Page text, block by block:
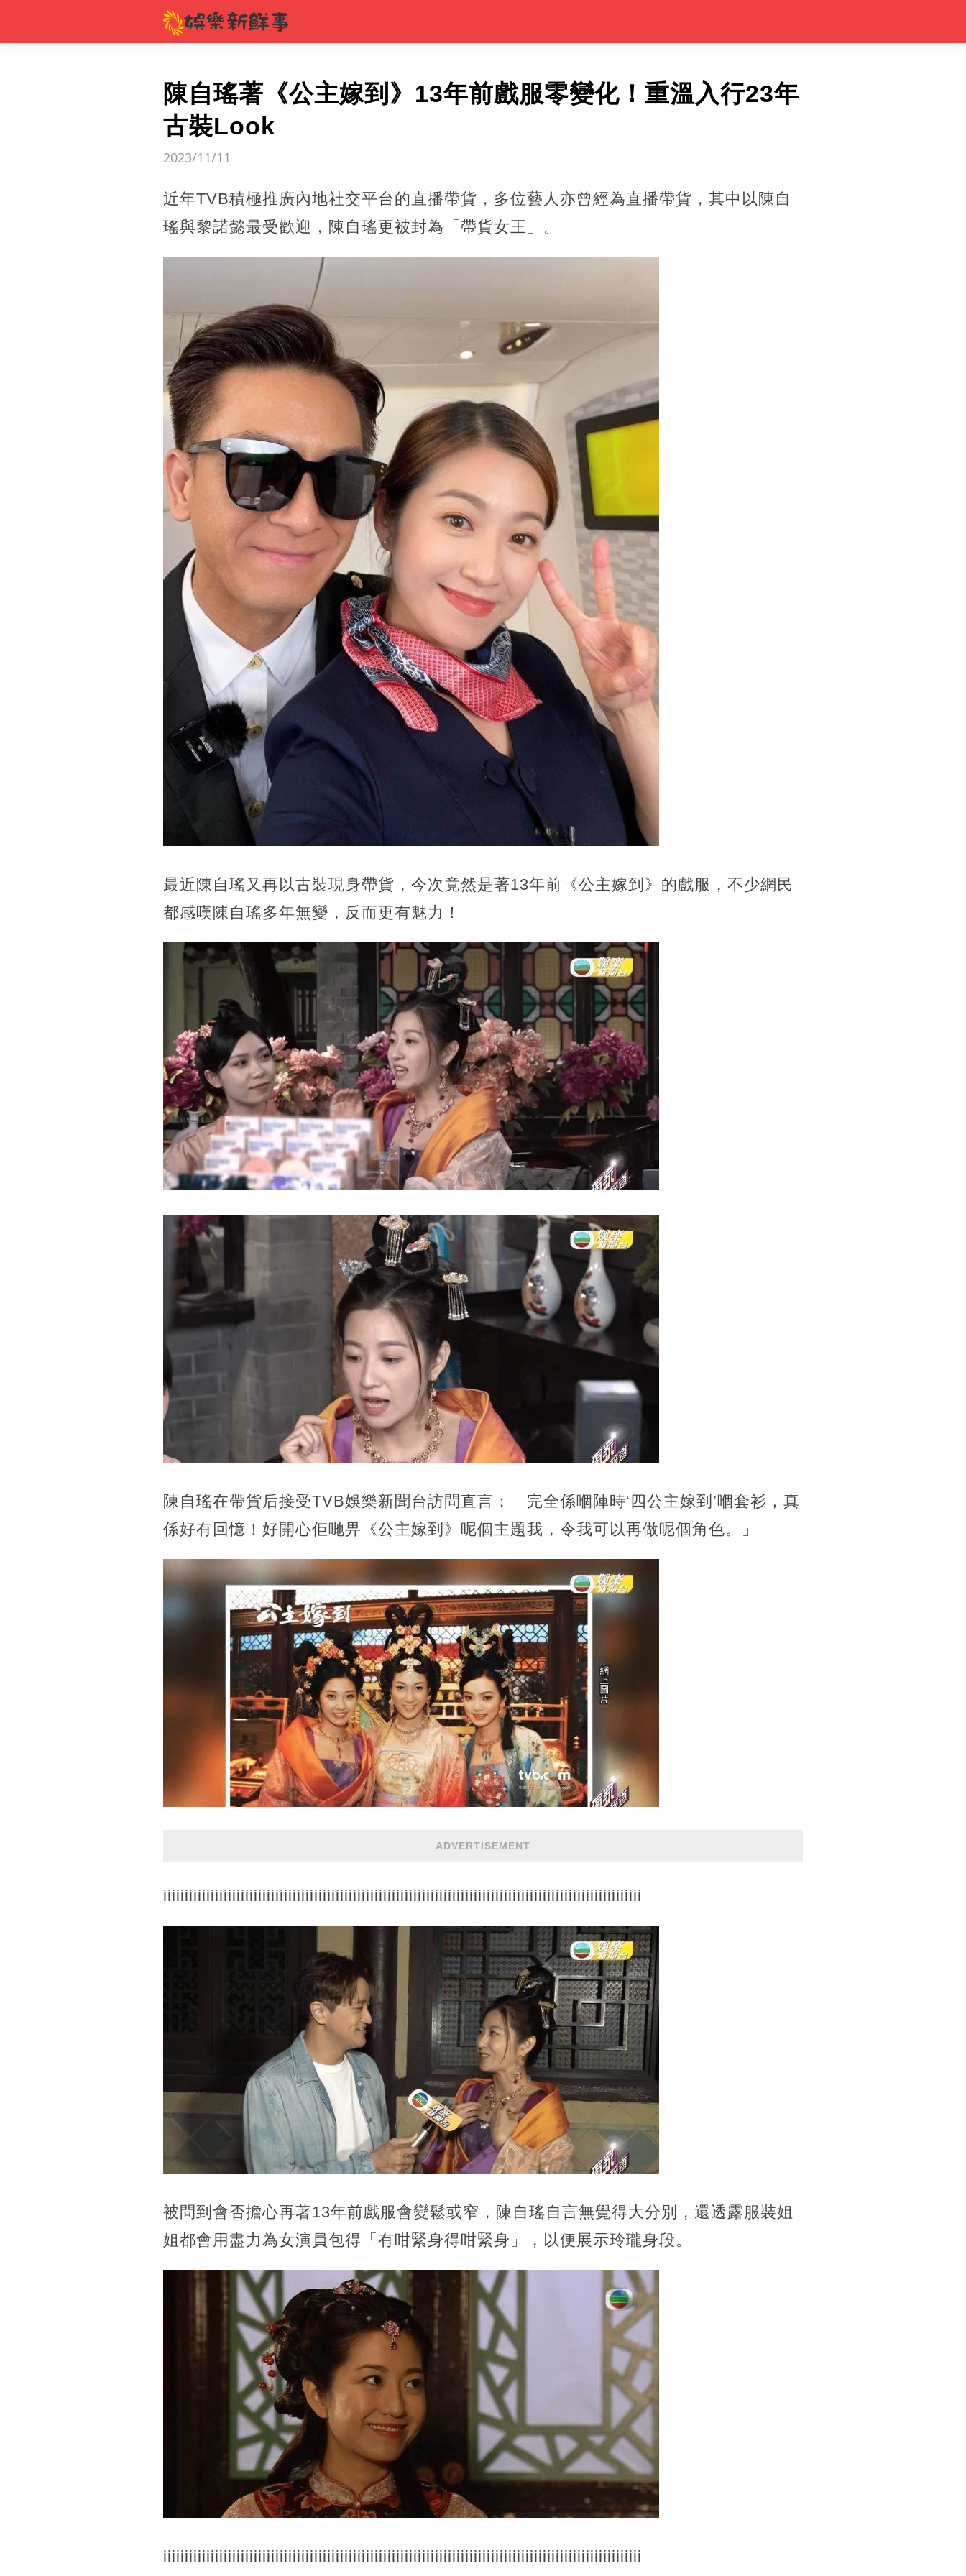
陳自瑤著《公主嫁到》13年前戲服零變化！重溫入行23年
古裝Look
2023/11/11
近年TVB積極推廣內地社交平台的直播帶貨，多位藝人亦曾經為直播帶貨，其中以陳自
瑤與黎諾懿最受歡迎，陳自瑤更被封為「帶貨女王」。
最近陳自瑤又再以古裝現身帶貨，今次竟然是著13年前《公主嫁到》的戲服，不少網民
都感嘆陳自瑤多年無變，反而更有魅力！
陳自瑤在帶貨后接受TVB娛樂新聞台訪問直言：「完全係嗰陣時‘四公主嫁到’嗰套衫，真
係好有回憶！好開心佢哋畀《公主嫁到》呢個主題我，令我可以再做呢個角色。」
ADVERTISEMENT
iiiiiiiiiiiiiiiiiiiiiiiiiiiiiiiiiiiiiiiiiiiiiiiiiiiiiiiiiiiiiiiiiiiiiiiiiiiiiiiiiiiiiiiiiiiiiiiiiiiiiiiiiiiiiii
被問到會否擔心再著13年前戲服會變鬆或窄，陳自瑤自言無覺得大分別，還透露服裝姐
姐都會用盡力為女演員包得「有咁緊身得咁緊身」，以便展示玲瓏身段。
iiiiiiiiiiiiiiiiiiiiiiiiiiiiiiiiiiiiiiiiiiiiiiiiiiiiiiiiiiiiiiiiiiiiiiiiiiiiiiiiiiiiiiiiiiiiiiiiiiiiiiiiiiiiiii